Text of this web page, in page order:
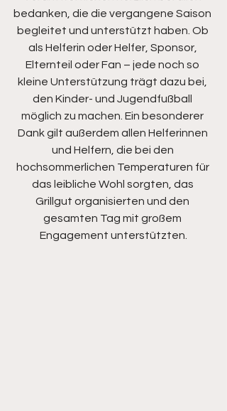
bedanken, die die vergangene Saison
begleitet und unterstützt haben. Ob
als Helferin oder Helfer, Sponsor,
Elternteil oder Fan – jede noch so
kleine Unterstützung trägt dazu bei,
den Kinder- und Jugendfußball
möglich zu machen. Ein besonderer
Dank gilt außerdem allen Helferinnen
und Helfern, die bei den
hochsommerlichen Temperaturen für
das leibliche Wohl sorgten, das
Grillgut organisierten und den
gesamten Tag mit großem
Engagement unterstützten.